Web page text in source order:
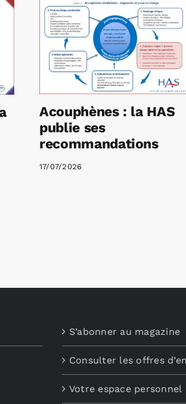
Acouphènes : la HAS
publie ses
recommandations
17/07/2026
S’abonner au magazine
Consulter les offres
Votre espace personnel